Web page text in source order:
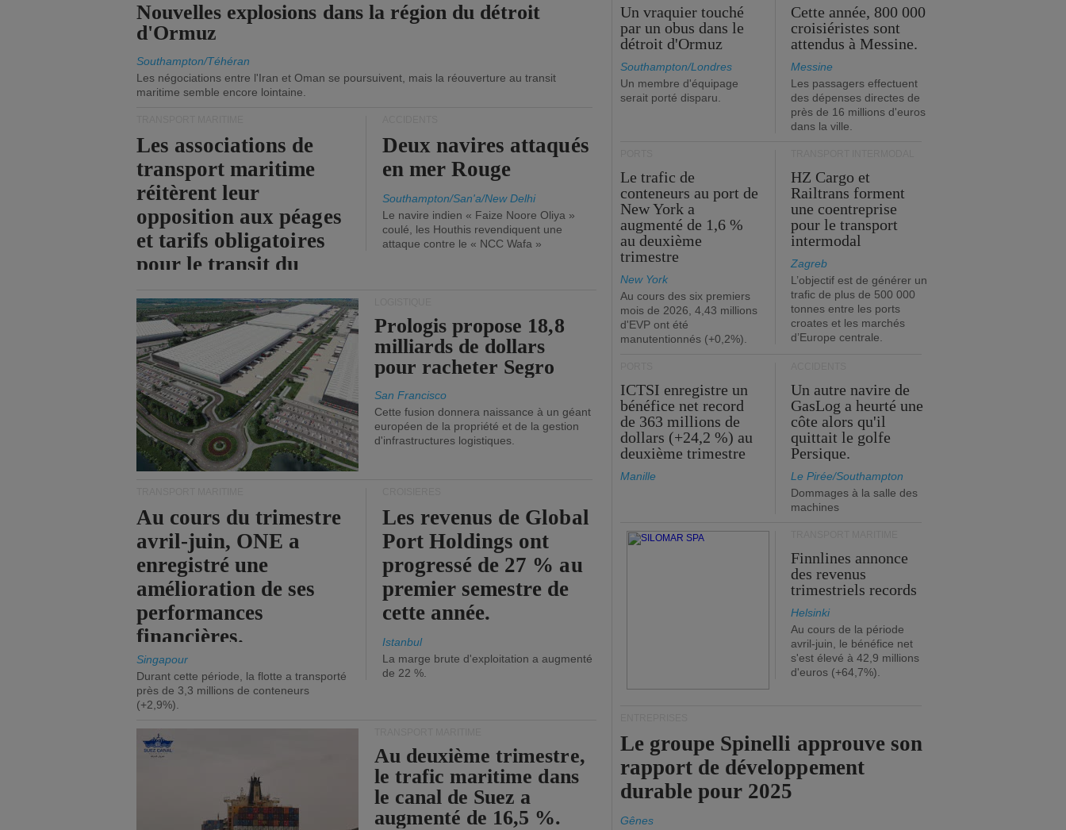
Nouvelles explosions dans la région du détroit
d'Ormuz
Southampton/Téhéran
Les négociations entre l'Iran et Oman se poursuivent, mais la réouverture au transit
maritime semble encore lointaine.
Les associations de
transport maritime
réitèrent leur
opposition aux péages
et tarifs obligatoires
pour le transit du
Deux navires attaqués
en mer Rouge
Southampton/San'a/New Delhi
Le navire indien « Faize Noore Oliya »
coulé, les Houthis revendiquent une
attaque contre le « NCC Wafa »
Prologis propose 18,8
milliards de dollars
pour racheter Segro
San Francisco
Cette fusion donnera naissance à un géant
européen de la propriété et de la gestion
d'infrastructures logistiques.
Au cours du trimestre
avril-juin, ONE a
enregistré une
amélioration de ses
performances
financières.
Singapour
Durant cette période, la flotte a transporté
près de 3,3 millions de conteneurs
(+2,9%).
Les revenus de Global
Port Holdings ont
progressé de 27 % au
premier semestre de
cette année.
Istanbul
La marge brute d'exploitation a augmenté
de 22 %.
Au deuxième trimestre,
le trafic maritime dans
le canal de Suez a
augmenté de 16,5 %.
Un vraquier touché
par un obus dans le
détroit d'Ormuz
Southampton/Londres
Un membre d'équipage
serait porté disparu.
Cette année, 800 000
croisiéristes sont
attendus à Messine.
Messine
Les passagers effectuent
des dépenses directes de
près de 16 millions d'euros
dans la ville.
Le trafic de
conteneurs au port de
New York a
augmenté de 1,6 %
au deuxième
trimestre
New York
Au cours des six premiers
mois de 2026, 4,43 millions
d'EVP ont été
manutentionnés (+0,2%).
HZ Cargo et
Railtrans forment
une coentreprise
pour le transport
intermodal
Zagreb
L’objectif est de générer un
trafic de plus de 500 000
tonnes entre les ports
croates et les marchés
d’Europe centrale.
ICTSI enregistre un
bénéfice net record
de 363 millions de
dollars (+24,2 %) au
deuxième trimestre
Manille
Un autre navire de
GasLog a heurté une
côte alors qu'il
quittait le golfe
Persique.
Le Pirée/Southampton
Dommages à la salle des
machines
Finnlines annonce
des revenus
trimestriels records
Helsinki
Au cours de la période
avril-juin, le bénéfice net
s'est élevé à 42,9 millions
d'euros (+64,7%).
Le groupe Spinelli approuve son
rapport de développement
durable pour 2025
Gênes